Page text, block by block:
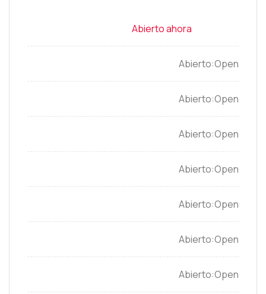
Open
Open
Open
Open
Open
Open
Open